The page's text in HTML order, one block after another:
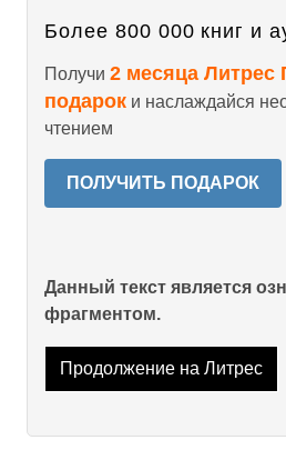
Более 800 000 книг и
Получи 2 месяца Литрес
подарок и наслаждайся
чтением
ПОЛУЧИТЬ ПОДАРОК
Данный текст является
фрагментом.
Продолжение на Литрес